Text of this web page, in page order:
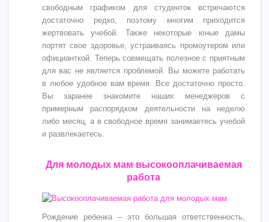
свободным графиком для студенток встречаются
достаточно редко, поэтому многим приходится
жертвовать учебой. Также некоторые юные дамы
портят свое здоровье, устраиваясь промоутером или
официанткой. Теперь совмещать полезное с приятным
для вас не является проблемой. Вы можете работать
в любое удобное вам время. Все достаточно просто.
Вы заранее знакомите наших менеджеров с
примерным распорядком деятельности на неделю
либо месяц, а в свободное время занимаетесь учебой
и развлекаетесь.
Для молодых мам высокооплачиваемая
работа
Рождение ребенка – это большая ответственность,